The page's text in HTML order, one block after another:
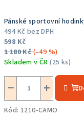
Pánské sportovní
494 Kč bez DPH
598 Kč
1 180 Kč(–49 %)
Skladem v ČR(25 ks)
hodnocení
produktu
je
5,0
+
−
Kód: 1210-CAMO